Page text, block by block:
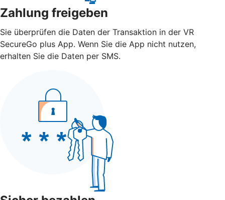
Zahlung freigeben
Sie überprüfen die Daten der Transaktion in der VR
SecureGo plus App. Wenn Sie die App nicht nutzen,
erhalten Sie die Daten per SMS.